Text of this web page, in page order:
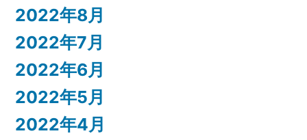
2022年8月
2022年7月
2022年6月
2022年5月
2022年4月